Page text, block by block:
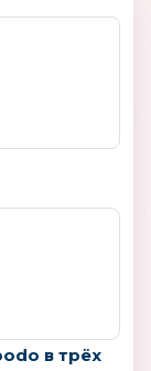
в трёх